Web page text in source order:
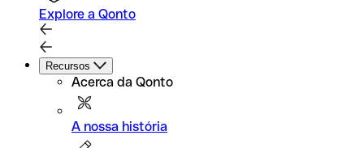
Explore a Qonto
Recursos
Acerca da Qonto
A nossa história